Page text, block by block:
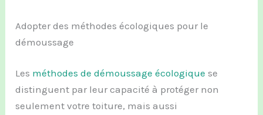
Adopter des méthodes écologiques pour le
démoussage
Les méthodes de démoussage écologique se
distinguent par leur capacité à protéger non
seulement votre toiture, mais aussi